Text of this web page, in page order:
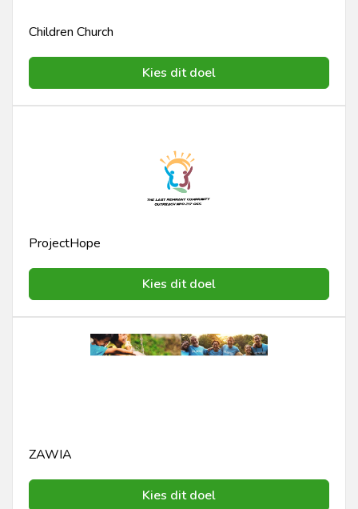
Children Church
Kies dit doel
ProjectHope
Kies dit doel
ZAWIA
Kies dit doel